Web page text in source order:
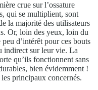
crue sur l’ossature
qui se multiplient, sont
la majorité des utilisateurs
Or, loin des yeux, loin du
d’intérêt pour ces bouts
indirect sur leur vie. La
qu’ils fonctionnent sans
bien évidemment !
principaux concernés.